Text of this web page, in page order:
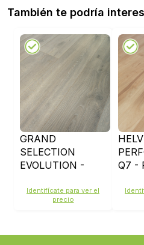
También te podría
GRAND
SELECTION
EVOLUTION -
D4511
Identifícate para ver el
precio
Q7 -